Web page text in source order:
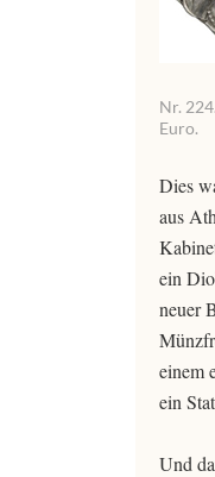
Nr.
Euro.
Dies
aus
ein
neuer
einem
ein
Und